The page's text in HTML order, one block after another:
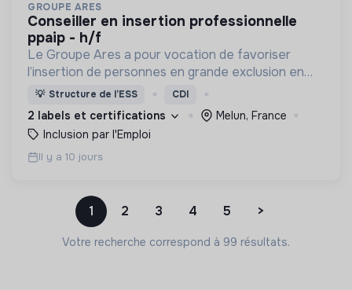
GROUPE ARES
conseiller en insertion professionnelle
ppaip - h/f
Le Groupe Ares a pour vocation de favoriser
l’insertion de personnes en grande exclusion en
leur offrant un travail et un accompagnement
social adaptés.
💡 Structure de l’ESS CDI
2 labels et certifications
Melun, France
Inclusion par l'Emploi
Il y a 10 jours
1 2 3 4 5 >
Votre recherche correspond à 99 résultats.